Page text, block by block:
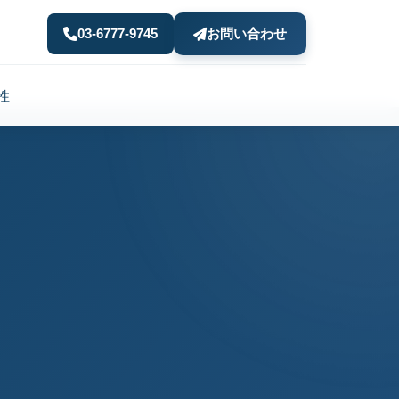
03-6777-9745 お問い合わせ